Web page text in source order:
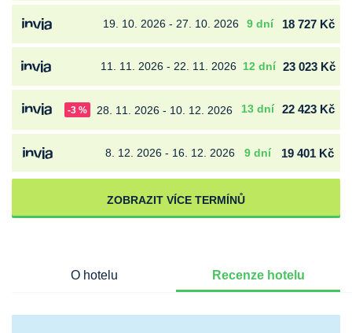
19. 10. 2026 - 27. 10. 2026 9 dní 18 727 Kč
11. 11. 2026 - 22. 11. 2026 12 dní 23 023 Kč
-3 % 28. 11. 2026 - 10. 12. 2026 13 dní 22 423 Kč
8. 12. 2026 - 16. 12. 2026 9 dní 19 401 Kč
ZOBRAZIT VÍCE TERMÍNŮ
O hotelu Recenze hotelu